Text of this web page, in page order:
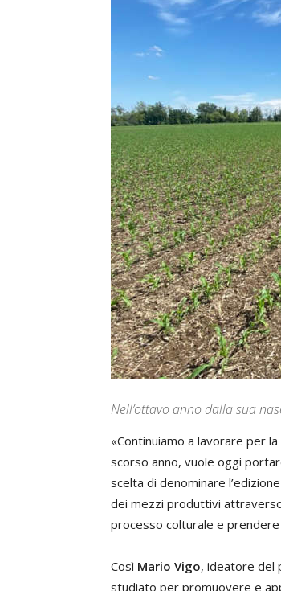
Nell’ottavo anno dalla sua
«Continuiamo a lavorare per
scorso anno, vuole oggi
scelta di denominare
dei mezzi produttivi
processo colturale e prendere
Così Mario Vigo, ideatore del
studiato per promuovere e